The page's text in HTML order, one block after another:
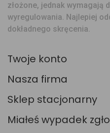
złożone, jednak wymagają
wyregulowania. Najlepiej
dokładnego skręcenia.
Twoje konto
Nasza firma
Sklep stacjonarny
Miałeś wypadek